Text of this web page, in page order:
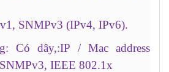
SNMPv3 (IPv4, IPv6).
Có dây,:IP / Mac address
IEEE 802.1x